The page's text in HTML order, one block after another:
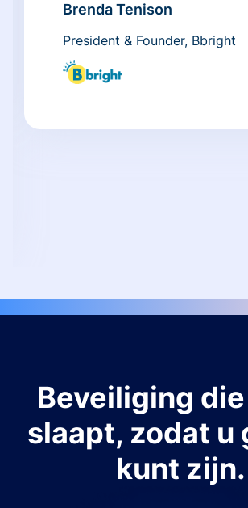
Brenda Tenison
President & Founder, Bbright
Beveiliging
slaapt, zodat u
kunt zijn.